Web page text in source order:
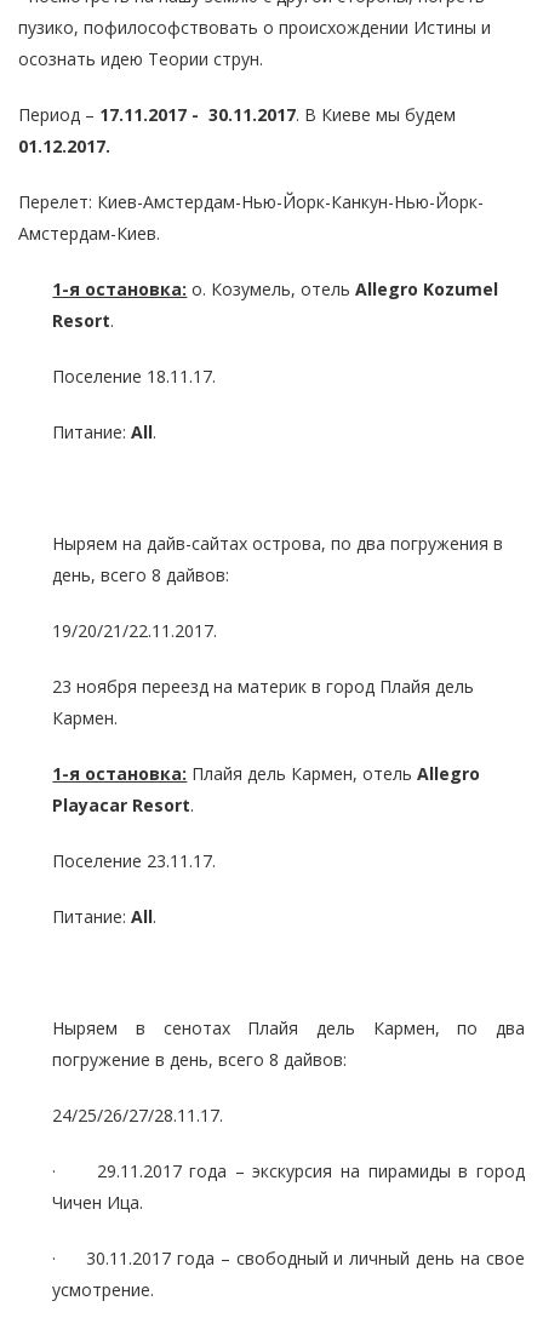
пузико, пофилософствовать о происхождении Истины и
осознать идею Теории струн.
Период – 17.11.2017 - 30.11.2017. В Киеве мы будем
01.12.2017.
Перелет: Киев-Амстердам-Нью-Йорк-Канкун-Нью-Йорк-
Амстердам-Киев.
1-я остановка: о. Козумель, отельAllegro Kozumel
Resort.
Поселение 18.11.17.
Питание:All.
Ныряем на дайв-сайтах острова, по два погружения в
день, всего 8 дайвов:
19/20/21/22.11.2017.
23 ноября переезд на материк в город Плайя дель
Кармен.
1-я остановка: Плайя дель Кармен, отельAllegro
Playacar Resort.
Поселение 23.11.17.
Питание:All.
Ныряем в сенотах Плайя дель Кармен, по два
погружение в день, всего 8 дайвов:
24/25/26/27/28.11.17.
· 29.11.2017 года – экскурсия на пирамиды в город
Чичен Ица.
· 30.11.2017 года – свободный и личный день на свое
усмотрение.